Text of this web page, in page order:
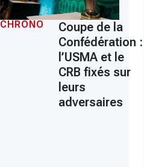
CHRONO
Coupe de la
Confédération :
l’USMA et le
CRB fixés sur
leurs
adversaires